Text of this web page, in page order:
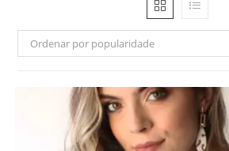
Ordenar por popularidade